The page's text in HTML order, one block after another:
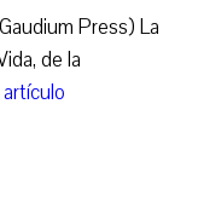
Press) La
de la